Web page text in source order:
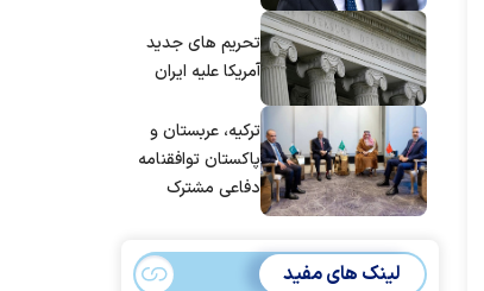
شد
تحریم های جدید
آمریکا علیه ایران
ترکیه، عربستان و
پاکستان توافقنامه
دفاعی مشترک
لینک های مفید